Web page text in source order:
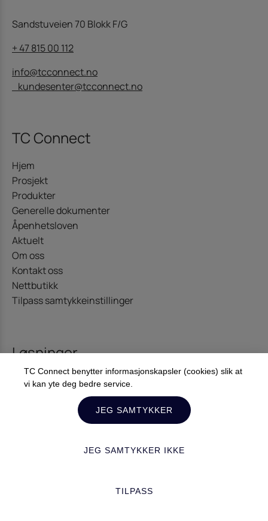
Sandstuveien 70 Blokk F/G
+ 47 815 00 112
info@tcconnect.no
kundesenter@tcconnect.no
TC Connect
Hjem
Prosjekt
Produkter
Generelle dokumenter
Åpenhetsloven
Aktuelt
Om oss
Kontakt oss
Nettbutikk
Tilpass samtykkeinstillinger
Løsninger
Kommunikasjon
Offshore – Energi
Kontakt oss
TC Connect benytter informasjonskapsler (cookies) slik at
vi kan yte deg bedre service.
JEG SAMTYKKER
JEG SAMTYKKER IKKE
TILPASS